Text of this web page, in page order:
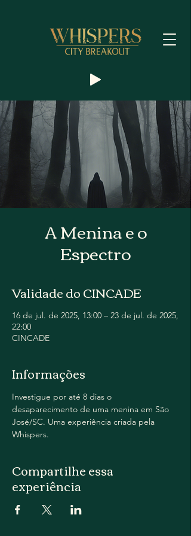
A Menina e o
Espectro
Validade do CINCADE
16 de jul. de 2025, 13:00 – 23 de jul. de 2025,
22:00
CINCADE
Informações
Investigue por até 8 dias o
desaparecimento de uma menina em São
José/SC. Uma experiência criada pela
Whispers.
Compartilhe essa
experiência